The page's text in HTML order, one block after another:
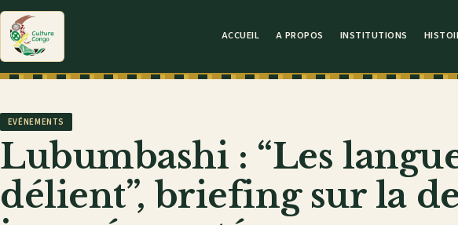
ACCUEIL A PROPOS INSTITUTIONS
EVÉNEMENTS
Lubumbashi : “Les
délient”, briefing sur la